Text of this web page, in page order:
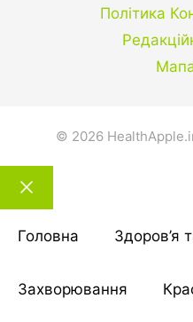
Політика
© 2026
Закрити
тему
Головна Здоров’я
Захворювання